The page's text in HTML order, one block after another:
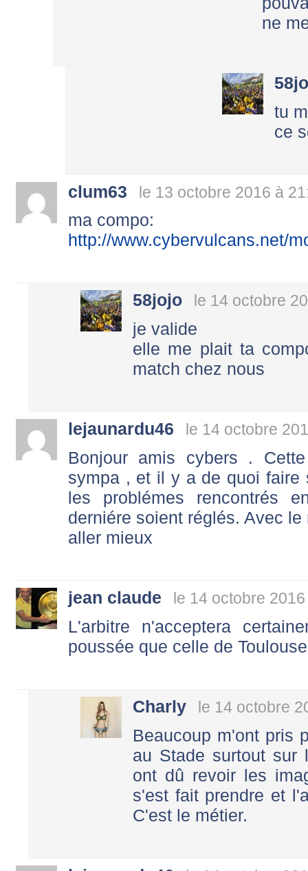
ne
tu
ce
clum63 le 13 octobre 2016 à
ma compo:
http://www.cybervulcans.net/
58jojo le 14 octobre
je valide
elle me plait ta
match chez nous
lejaunardu46 le 14 octobre
Bonjour amis cybers .
sympa , et il y a de quoi faire
les problémes rencontrés
derniére soient réglés. Avec
aller mieux
jean claude le 14 octobre
L'arbitre n'acceptera
poussée que celle de
Charly le 14 octobre
Beaucoup m'ont pris
au Stade surtout sur
ont dû revoir les
s'est fait prendre et
C'est le métier.